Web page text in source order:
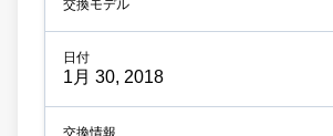
1月 30, 2018